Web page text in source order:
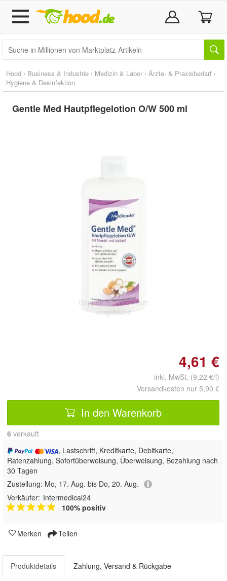
Hood › Business & Industrie › Medizin & Labor › Ärzte- & Praxisbedarf ›
Hygiene & Desinfektion
Gentle Med Hautpflegelotion O/W 500 ml
Doppelt antippen zum
vergrößern
4,61 €
inkl. MwSt. (9,22 €/l)
Versandkosten nur 5,90 €
In den Warenkorb
6 verkauft
, Lastschrift, Kreditkarte, Debitkarte,
Ratenzahlung, Sofortüberweisung, Überweisung, Bezahlung nach
30 Tagen
Zustellung: Mo, 17. Aug. bis Do, 20. Aug.
Verkäufer: Intermedical24
100% positiv
Merken Teilen
Produktdetails Zahlung, Versand & Rückgabe